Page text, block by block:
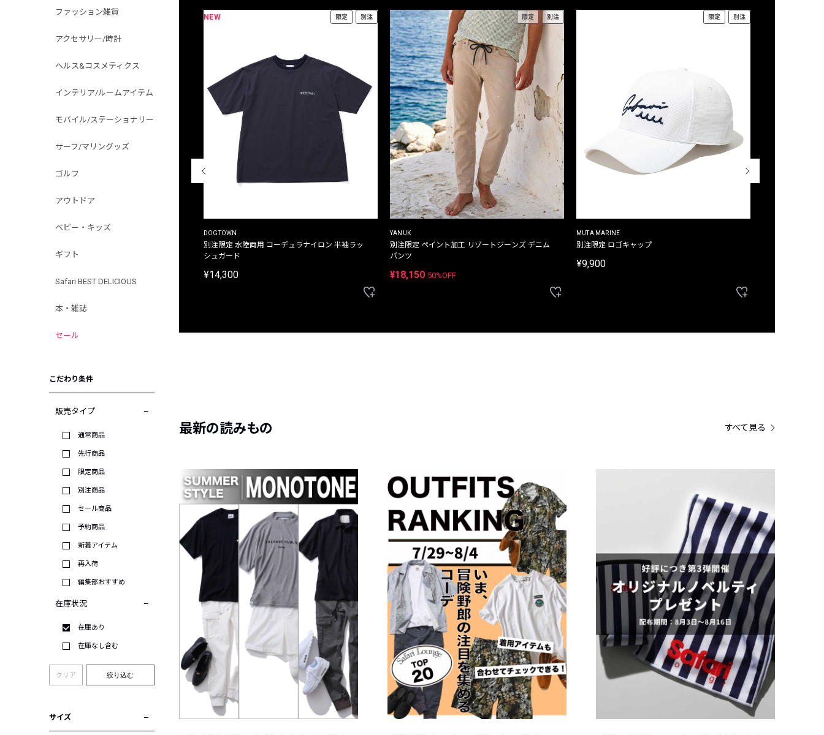
ファッション雑貨
アクセサリー/時計
ヘルス&コスメティクス
インテリア/ルームアイテム
モバイル/ステーショナリー
サーフ/マリングッズ
ゴルフ
アウトドア
ベビー・キッズ
ギフト
Safari BEST DELICIOUS
本・雑誌
セール
こだわり条件
販売タイプ
通常商品
先行商品
限定商品
別注商品
セール商品
予約商品
新着アイテム
再入荷
編集部おすすめ
在庫状況
在庫あり
在庫なし含む
クリア 絞り込む
サイズ
THE DUFFER OF ST.GEORGE
プリントTシャツ
NEW 限定 別注
DOGTOWN
別注限定 水陸両用 コーデュラナイロン 半袖ラッ
シュガード
¥14,300
限定 別注
YANUK
別注限定 ペイント加工 リゾートジーンズ デニム
パンツ
¥18,150 50%OFF
限定 別注
MUTA MARINE
別注限定 ロゴキャップ
¥9,900
最新の読みもの すべて見る